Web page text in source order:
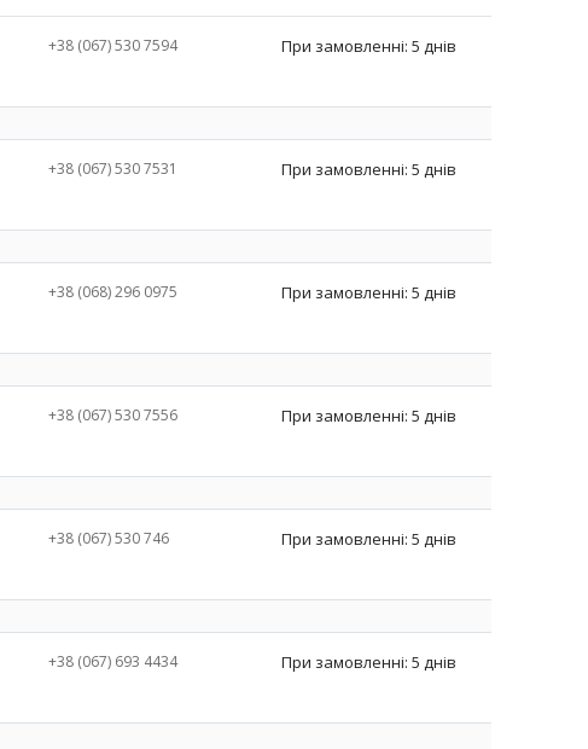
+38 (067) 530 7594 При замовленні: 5 днів
+38 (067) 530 7531 При замовленні: 5 днів
+38 (068) 296 0975 При замовленні: 5 днів
+38 (067) 530 7556 При замовленні: 5 днів
+38 (067) 530 746 При замовленні: 5 днів
+38 (067) 693 4434 При замовленні: 5 днів